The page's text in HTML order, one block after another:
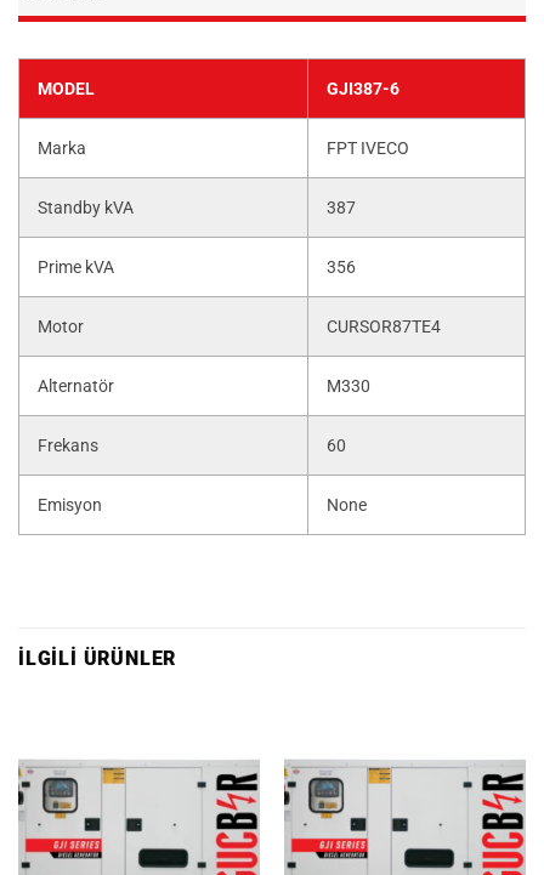
MODEL GJI387-6
Marka FPT IVECO
Standby kVA 387
Prime kVA 356
Motor CURSOR87TE4
Alternatör M330
Frekans 60
Emisyon None
İLGILI ÜRÜNLER